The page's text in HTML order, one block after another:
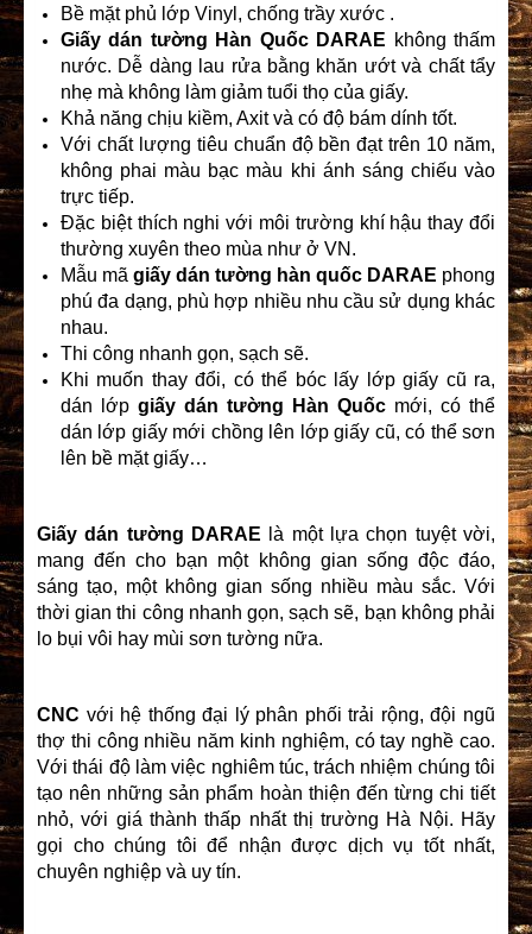
Bề mặt phủ lớp Vinyl, chống trầy xước .
Giấy dán tường Hàn QuốcDARAE không thấm
nước. Dễ dàng lau rửa bằng khăn ướt và chất tẩy
nhẹ mà không làm giảm tuổi thọ của giấy.
Khả năng chịu kiềm, Axit và có độ bám dính tốt.
Với chất lượng tiêu chuẩn độ bền đạt trên 10 năm,
không phai màu bạc màu khi ánh sáng chiếu vào
trực tiếp.
Đặc biệt thích nghi với môi trường khí hậu thay đổi
thường xuyên theo mùa như ở VN.
Mẫu mã giấy dán tường hàn quốc DARAE phong
phú đa dạng, phù hợp nhiều nhu cầu sử dụng khác
nhau.
Thi công nhanh gọn, sạch sẽ.
Khi muốn thay đổi, có thể bóc lấy lớp giấy cũ ra,
dán lớp giấy dán tường Hàn Quốc mới, có thể
dán lớp giấy mới chồng lên lớp giấy cũ, có thể sơn
lên bề mặt giấy…
Giấy dán tường DARAE là một lựa chọn tuyệt vời,
mang đến cho bạn một không gian sống độc đáo,
sáng tạo, một không gian sống nhiều màu sắc. Với
thời gian thi công nhanh gọn, sạch sẽ, bạn không phải
lo bụi vôi hay mùi sơn tường nữa.
CNC với hệ thống đại lý phân phối trải rộng, đội ngũ
thợ thi công nhiều năm kinh nghiệm, có tay nghề cao.
Với thái độ làm việc nghiêm túc, trách nhiệm chúng tôi
tạo nên những sản phẩm hoàn thiện đến từng chi tiết
nhỏ, với giá thành thấp nhất thị trường Hà Nội. Hãy
gọi cho chúng tôi để nhận được dịch vụ tốt nhất,
chuyên nghiệp và uy tín.